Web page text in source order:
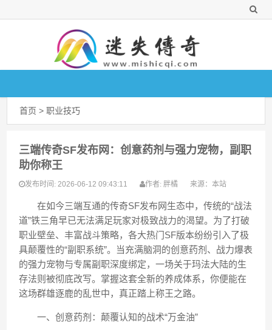
首页 >职业技巧
三端传奇SF发布网：创意药剂与强力宠物，副职
助你称王
发布时间: 2026-06-12 09:43:11 作者: 胖橘 来源：本站
在如今三端互通的传奇SF发布网生态中，传统的“战法
道”铁三角早已无法满足玩家对极致战力的渴望。为了打破
职业壁垒、丰富战斗策略，各大热门SF版本纷纷引入了极
具颠覆性的“副职系统”。当充满脑洞的创意药剂、战力爆表
的强力宠物与专属副职深度绑定，一场关于玛法大陆的生
存法则被彻底改写。掌握这套全新的养成体系，你便能在
这场群雄逐鹿的乱世中，真正踏上称王之路。
一、创意药剂：颠覆认知的战术“万金油”